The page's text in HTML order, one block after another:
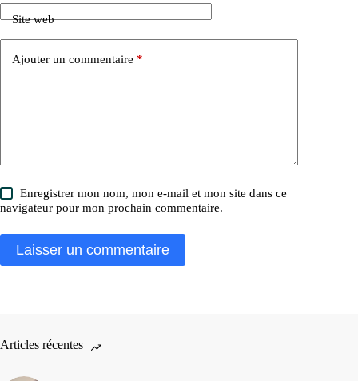
Site web
Ajouter un commentaire *
Enregistrer mon nom, mon e-mail et mon site dans ce
navigateur pour mon prochain commentaire.
Laisser un commentaire
Articles récentes